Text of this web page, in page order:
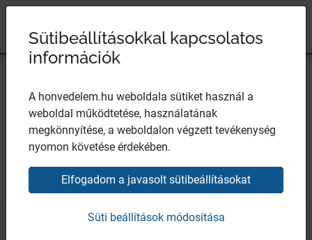
Egészségügyi központ
Hírek
Széchenyi 2020
Sütibeállításokkal kapcsolatos
információk
A honvedelem.hu weboldala sütiket használ a
weboldal működtetése, használatának
megkönnyítése, a weboldalon végzett tevékenység
nyomon követése érdekében.
Elfogadom a javasolt sütibeállításokat
Süti beállítások módosítása